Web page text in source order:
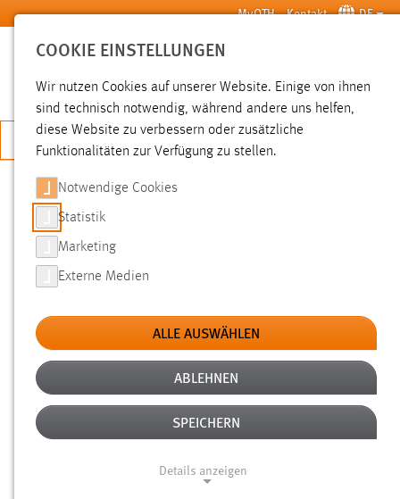
Zum Hauptinhalt springen MyOTH Kontakt DE
SUCHE
JETZT BEWERBEN
SUCHE
FILTER
Typ
Erstellungsdatum
Alter
COOKIE EINSTELLUNGEN
Wir nutzen Cookies auf unserer Website. Einige von ihnen
sind technisch notwendig, während andere uns helfen,
diese Website zu verbessern oder zusätzliche
Funktionalitäten zur Verfügung zu stellen.
Notwendige Cookies
Statistik
Marketing
Externe Medien
ALLE AUSWÄHLEN
ABLEHNEN
SPEICHERN
Details anzeigen